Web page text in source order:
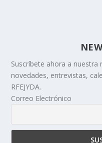
Suscríbete ahora a
novedades, entrevistas,
RFEJYDA.
Correo Electrónico